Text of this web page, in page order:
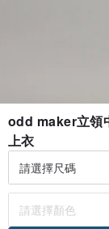
odd maker立領
上衣